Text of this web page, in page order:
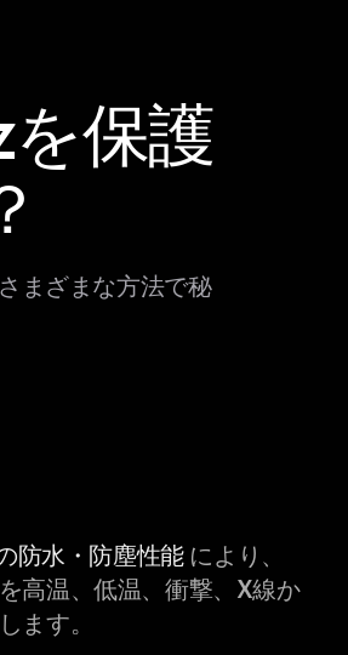
保護
まざまな方法で秘
防水・防塵性能により、
高温、低温、衝撃、X線か
ます。